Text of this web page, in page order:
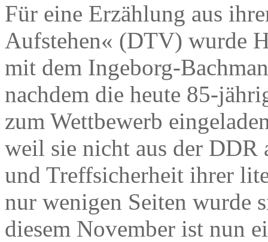
Für eine Erzählung aus
Aufstehen« (DTV) wurde
mit dem Ingeborg-
nachdem die heute 85-
zum Wettbewerb
weil sie nicht aus der DDR
und Treffsicherheit ihrer
nur wenigen Seiten wurde
diesem November ist nun